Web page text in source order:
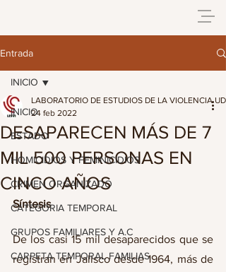
Entrada
INICIO
ESTADO
HOMICIDIOS Y FEMINICIDIOS
CRIMEN ORGANIZADO
CATEGORIA TEMPORAL
GRUPOS FAMILIARES Y A.C
CARPETA TEMPORAL FAMILIAS
INICIO
DESAPARECEN MÁS DE 7
MIL 500 PERSONAS EN
CINCO AÑOS
LABORATORIO DE ESTUDIOS DE LA VIOLENCIA
24 feb 2022
Síntesis
De los casi 15 mil desaparecidos que se
registran en Jalisco desde 1964, más de